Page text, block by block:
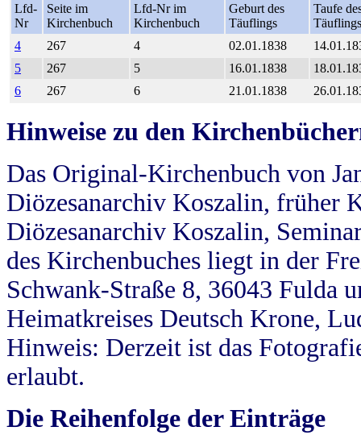
Lfd-
Nr
Seite im
Kirchenbuch
Lfd-Nr im
Kirchenbuch
Geburt des
Täuflings
Taufe
Täuflings
4
267 4 02.01.1838
5
267 5 16.01.1838
6
267 6 21.01.1838
Hinweise zu den
Das Original-Kirchenbuch von
Diözesanarchiv Koszalin, früher
Diözesanarchiv Koszalin,
des Kirchenbuches liegt in der
Schwank-Straße 8, 36043 Fulda
Heimatkreises Deutsch Krone,
Hinweis: Derzeit ist das
erlaubt.
Die Reihenfolge der Einträge